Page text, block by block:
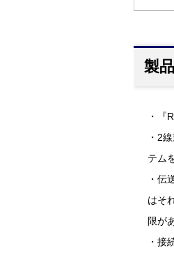
製
・『
・2
テム
・伝
はそ
限が
・接